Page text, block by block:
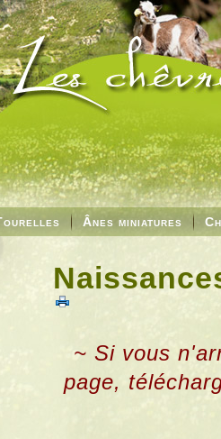
Ânes miniatures
~ Si vous
page,